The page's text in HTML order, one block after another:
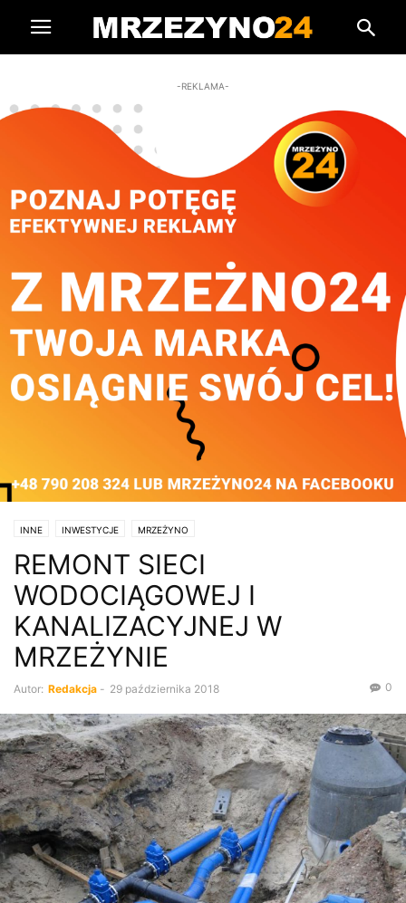
-REKLAMA-
INNE INWESTYCJE MRZEŻYNO
REMONT SIECI
WODOCIĄGOWEJ I
KANALIZACYJNEJ W
MRZEŻYNIE
Autor: Redakcja - 29 października 2018 0